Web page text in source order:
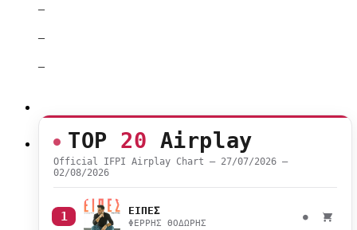
–
–
–
TOP 20 Airplay
Official IFPI Airplay Chart — 27/07/2026 –
02/08/2026
1 ΕΙΠΕΣ
ΦΕΡΡΗΣ ΘΟΔΩΡΗΣ
●